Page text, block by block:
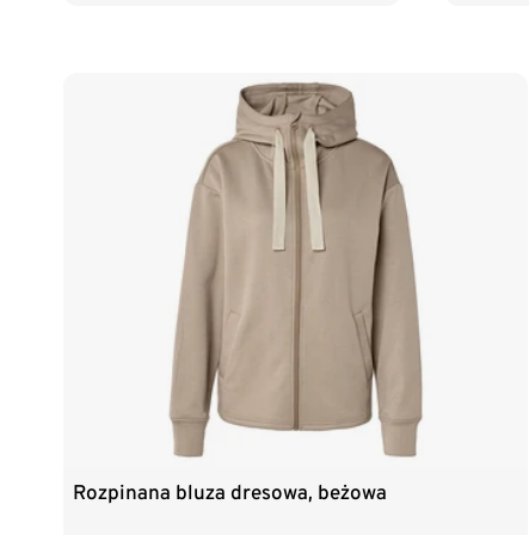
Rozpinana bluza dresowa, beżowa